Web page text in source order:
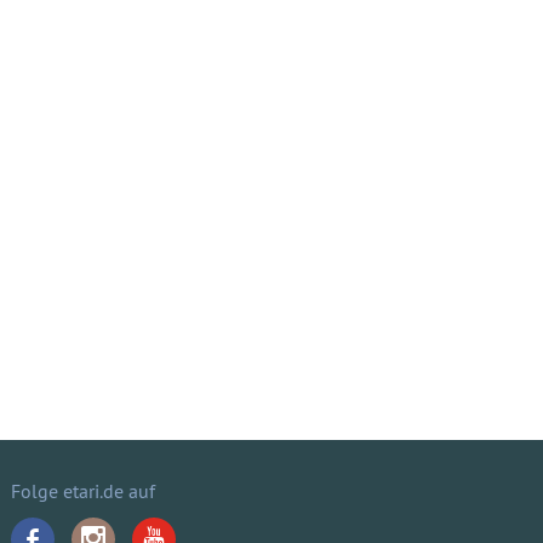
Folge etari.de auf